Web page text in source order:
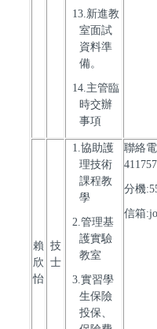
13.新進教
室面試
資料準
備。
14.主管臨
時交辦
事項
賴
欣
怡
技
士
1.協助護
理技術
課程教
學
2.管理基
護實驗
教室
3.實習學
生保險
投保、
聯絡
分機
信箱